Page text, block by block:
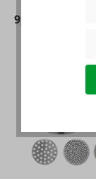
9,99 €*